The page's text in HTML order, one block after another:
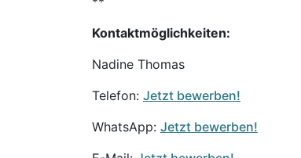
Kontaktmöglichkeiten:
Nadine Thomas
Telefon: Jetzt bewerben!
WhatsApp: Jetzt bewerben!